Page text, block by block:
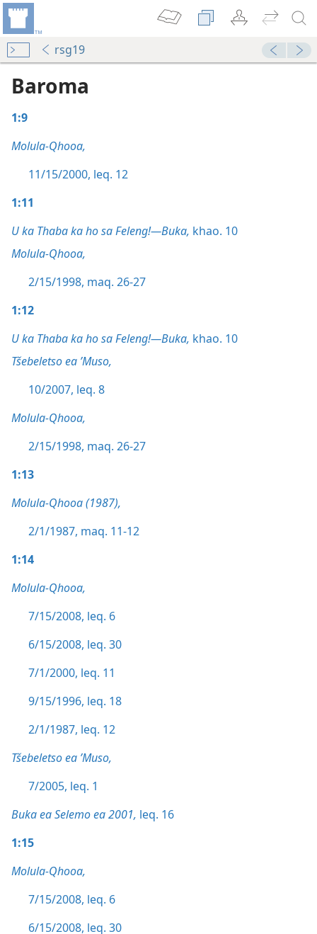
rsg19
Baroma
1:9
Molula-Qhooa,
11/15/2000, leq. 12
1:11
U ka Thaba ka ho sa Feleng!—Buka, khao. 10
Molula-Qhooa,
2/15/1998, maq. 26-27
1:12
U ka Thaba ka ho sa Feleng!—Buka, khao. 10
Tšebeletso ea ’Muso,
10/2007, leq. 8
Molula-Qhooa,
2/15/1998, maq. 26-27
1:13
Molula-Qhooa (1987),
2/1/1987, maq. 11-12
1:14
Molula-Qhooa,
7/15/2008, leq. 6
6/15/2008, leq. 30
7/1/2000, leq. 11
9/15/1996, leq. 18
2/1/1987, leq. 12
Tšebeletso ea ’Muso,
7/2005, leq. 1
Buka ea Selemo ea 2001, leq. 16
1:15
Molula-Qhooa,
7/15/2008, leq. 6
6/15/2008, leq. 30